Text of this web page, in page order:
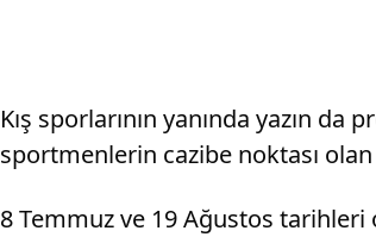
Kış sporlarının yanında yazın
sportmenlerin cazibe noktası
8 Temmuz ve 19 Ağustos tarihleri